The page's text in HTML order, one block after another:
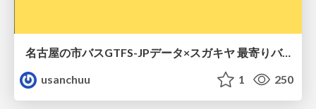
名古屋の市バスGTFS-JPデータ×スガキヤ 最寄りバス停検索をAmazon ElastiCache Serverless for Valkeyで最適化する
usanchuu
1 250